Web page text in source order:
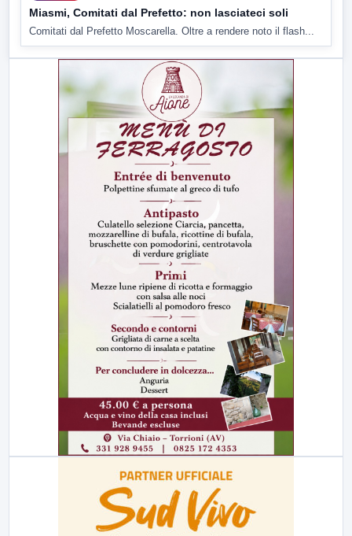
Miasmi, Comitati dal Prefetto: non lasciateci soli
Comitati dal Prefetto Moscarella. Oltre a rendere noto il flash...